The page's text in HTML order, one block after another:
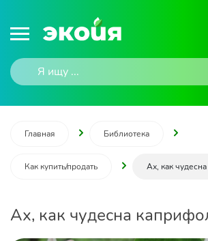
Главная Библиотека
Как купить/продать Ах, как
Ах, как чудесна